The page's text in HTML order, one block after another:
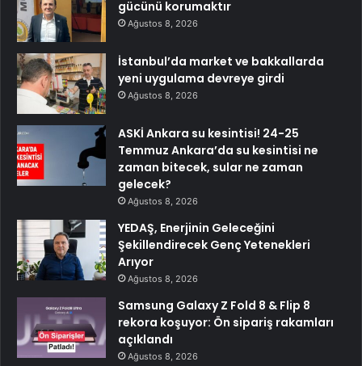
gücünü korumaktır
Ağustos 8, 2026
İstanbul’da market ve bakkallarda
yeni uygulama devreye girdi
Ağustos 8, 2026
ASKİ Ankara su kesintisi! 24-25
Temmuz Ankara’da su kesintisi ne
zaman bitecek, sular ne zaman
gelecek?
Ağustos 8, 2026
YEDAŞ, Enerjinin Geleceğini
Şekillendirecek Genç Yetenekleri
Arıyor
Ağustos 8, 2026
Samsung Galaxy Z Fold 8 & Flip 8
rekora koşuyor: Ön sipariş rakamları
açıklandı
Ağustos 8, 2026